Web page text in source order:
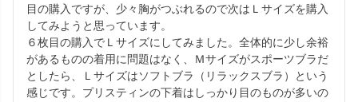
目の購入ですが、少々胸がつぶれるので次はＬサイズを購入
してみようと思っています。
６枚目の購入でＬサイズにしてみました。全体的に少し余裕
があるものの着用に問題はなく、Ｍサイズがスポーツブラだ
としたら、Ｌサイズはソフトブラ（リラックスブラ）という
感じです。プリスティンの下着はしっかり目のものが多いの